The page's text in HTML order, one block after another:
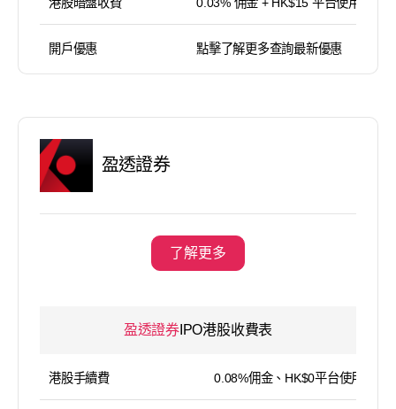
開戶優惠 點擊了解更多查詢最新優惠
盈透證券
了解更多
盈透證券IPO港股收費表
港股手續費 0.08%佣金、HK$0平台使用費